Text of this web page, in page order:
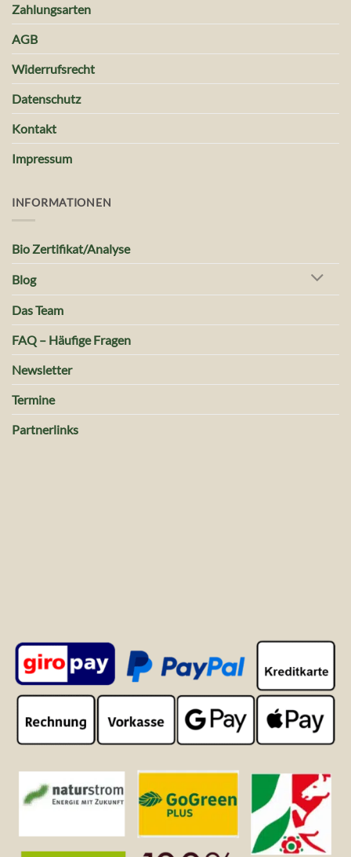
Zahlungsarten
AGB
Widerrufsrecht
Datenschutz
Kontakt
Impressum
INFORMATIONEN
Bio Zertifikat/Analyse
Blog
Das Team
FAQ – Häufige Fragen
Newsletter
Termine
Partnerlinks